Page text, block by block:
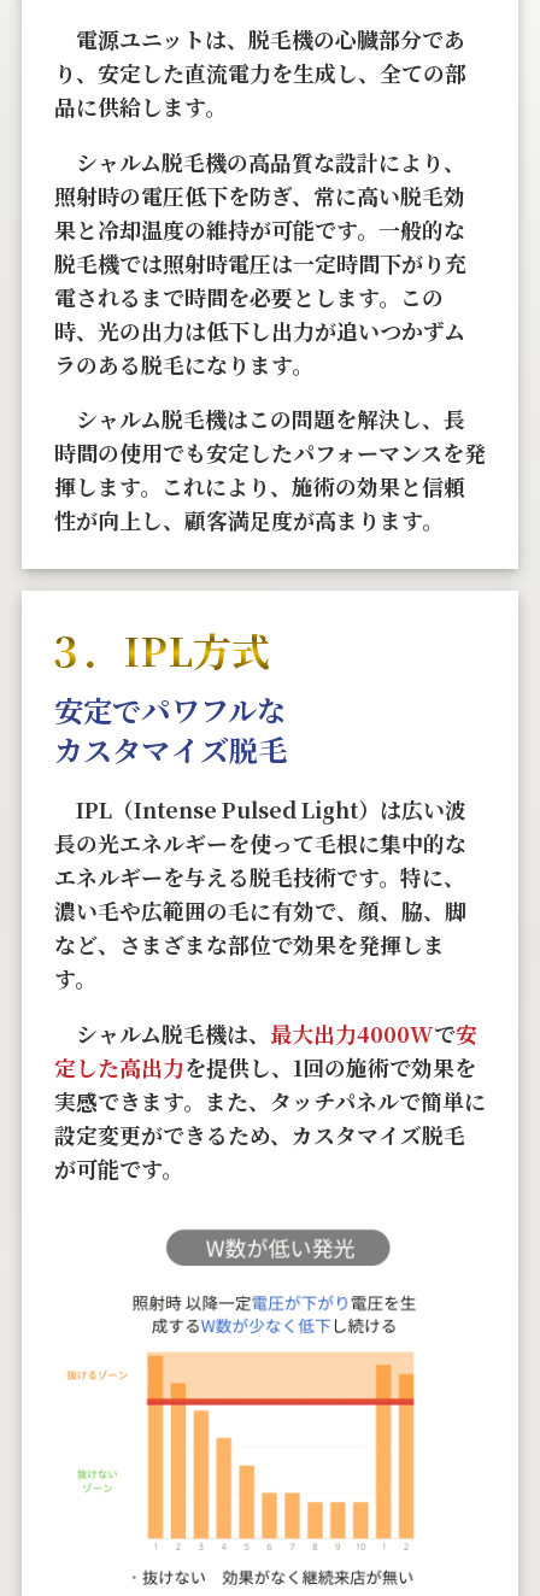
電源ユニットは、脱毛機の心臓部分であ
り、安定した直流電力を生成し、全ての部
品に供給します。
シャルム脱毛機の高品質な設計により、
照射時の電圧低下を防ぎ、常に高い脱毛効
果と冷却温度の維持が可能です。一般的な
脱毛機では照射時電圧は一定時間下がり充
電されるまで時間を必要とします。この
時、光の出力は低下し出力が追いつかずム
ラのある脱毛になります。
シャルム脱毛機はこの問題を解決し、長
時間の使用でも安定したパフォーマンスを発
揮します。これにより、施術の効果と信頼
性が向上し、顧客満足度が高まります。
３．IPL方式
安定でパワフルな
カスタマイズ脱毛
IPL（Intense Pulsed Light）は広い波
長の光エネルギーを使って毛根に集中的な
エネルギーを与える脱毛技術です。特に、
濃い毛や広範囲の毛に有効で、顔、脇、脚
など、さまざまな部位で効果を発揮しま
す。
シャルム脱毛機は、 最大出力4000Wで安
定した高出力を提供し、1回の施術で効果を
実感できます。また、タッチパネルで簡単に
設定変更ができるため、カスタマイズ脱毛
が可能です。